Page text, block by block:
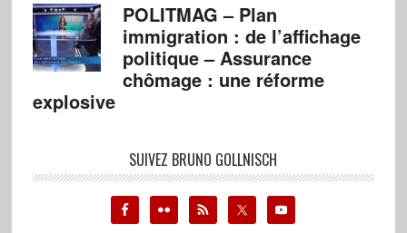
POLITMAG – Plan
immigration : de l’affichage
politique – Assurance
chômage : une réforme
explosive
SUIVEZ BRUNO GOLLNISCH